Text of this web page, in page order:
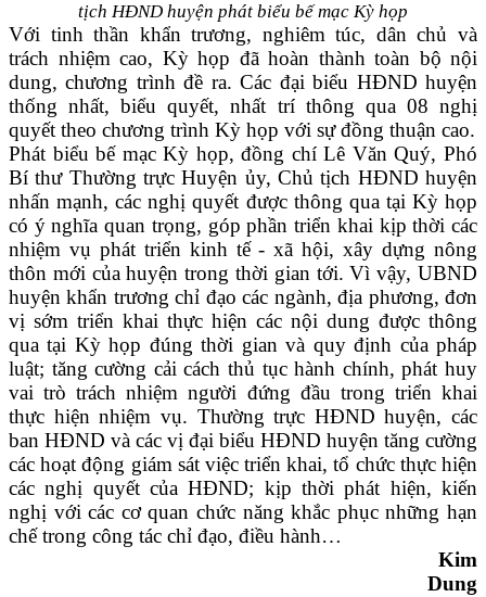
tịch HĐND huyện phát biểu bế mạc Kỳ họp
Với tinh thần khẩn trương, nghiêm túc, dân chủ và
trách nhiệm cao, Kỳ họp đã hoàn thành toàn bộ nội
dung, chương trình đề ra. Các đại biểu HĐND huyện
thống nhất, biểu quyết, nhất trí thông qua 08 nghị
quyết theo chương trình Kỳ họp với sự đồng thuận cao.
Phát biểu bế mạc Kỳ họp, đồng chí Lê Văn Quý, Phó
Bí thư Thường trực Huyện ủy, Chủ tịch HĐND huyện
nhấn mạnh, các nghị quyết được thông qua tại Kỳ họp
có ý nghĩa quan trọng, góp phần triển khai kịp thời các
nhiệm vụ phát triển kinh tế - xã hội, xây dựng nông
thôn mới của huyện trong thời gian tới. Vì vậy, UBND
huyện khẩn trương chỉ đạo các ngành, địa phương, đơn
vị sớm triển khai thực hiện các nội dung được thông
qua tại Kỳ họp đúng thời gian và quy định của pháp
luật; tăng cường cải cách thủ tục hành chính, phát huy
vai trò trách nhiệm người đứng đầu trong triển khai
thực hiện nhiệm vụ. Thường trực HĐND huyện, các
ban HĐND và các vị đại biểu HĐND huyện tăng cường
các hoạt động giám sát việc triển khai, tổ chức thực hiện
các nghị quyết của HĐND; kịp thời phát hiện, kiến
nghị với các cơ quan chức năng khắc phục những hạn
chế trong công tác chỉ đạo, điều hành…
Kim
Dung